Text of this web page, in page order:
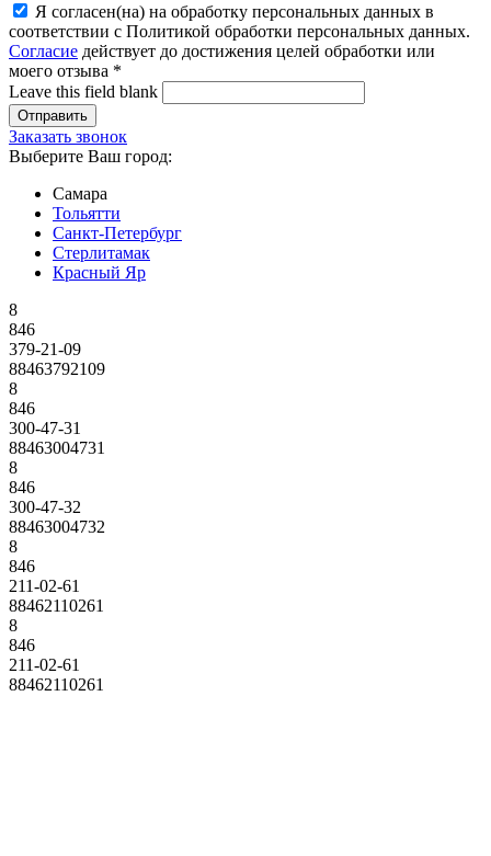
Я согласен(на) на обработку персональных данных в
соответствии с Политикой обработки персональных данных.
Согласие действует до достижения целей обработки или
моего отзыва *
Leave this field blank
Заказать звонок
Выберите Ваш город:
Самара
Тольятти
Санкт-Петербург
Стерлитамак
Красный Яр
8
846
379-21-09
88463792109
8
846
300-47-31
88463004731
8
846
300-47-32
88463004732
8
846
211-02-61
88462110261
8
846
211-02-61
88462110261